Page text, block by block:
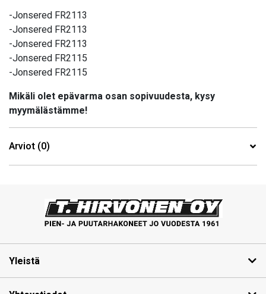
-Jonsered FR2113
-Jonsered FR2113
-Jonsered FR2113
-Jonsered FR2115
-Jonsered FR2115
Mikäli olet epävarma osan sopivuudesta, kysy
myymälästämme!
Arviot (0)
Yleistä